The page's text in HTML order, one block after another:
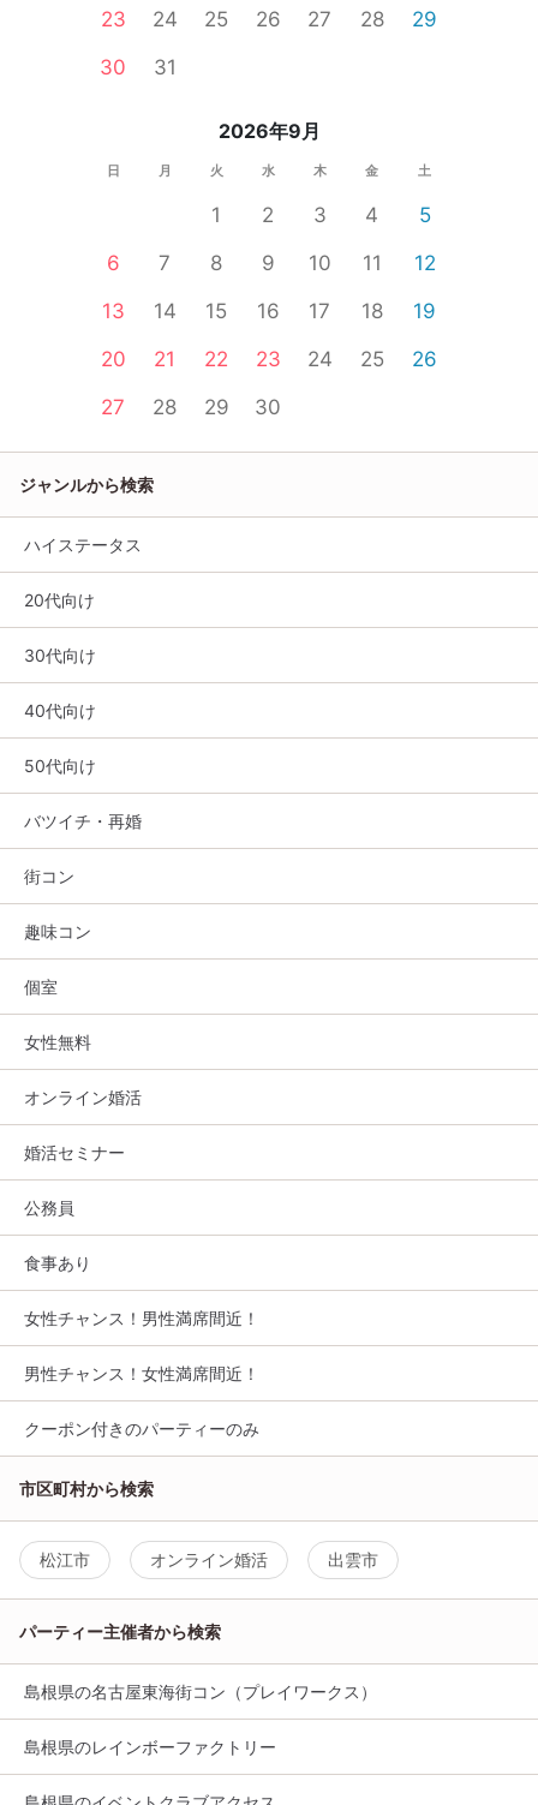
23
24 25 26 27 28
29
30
31
2026年9月
日 月 火 水 木 金 土
1 2 3 4
5
6
7 8 9 10 11
12
13
14 15 16 17 18
19
20
21 22 23 24 25
26
27
28 29 30
ジャンルから検索
ハイステータス
20代向け
30代向け
40代向け
50代向け
バツイチ・再婚
街コン
趣味コン
個室
女性無料
オンライン婚活
婚活セミナー
公務員
食事あり
女性チャンス！男性満席間近！
男性チャンス！女性満席間近！
クーポン付きのパーティーのみ
市区町村から検索
松江市 オンライン婚活 出雲市
パーティー主催者から検索
島根県の名古屋東海街コン（プレイワークス）
島根県のレインボーファクトリー